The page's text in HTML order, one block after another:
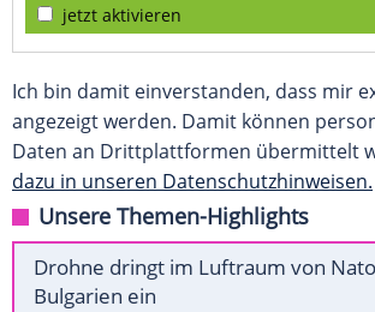
jetzt aktivieren
Ich bin damit einverstanden, dass mir
angezeigt werden. Damit können
Daten an Drittplattformen übermittelt
dazu in unseren Datenschutzhinweisen.
Unsere Themen-Highlights
Drohne dringt im Luftraum von
Bulgarien ein